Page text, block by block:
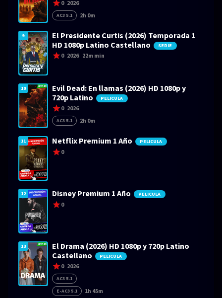
0 2026
AC3 5.1 2h 0m
9
El Presidente Curtis (2026) Temporada 1
HD 1080p Latino Castellano
SERIE
0 2026 22m min
10
Evil Dead: En llamas (2026) HD 1080p y
720p Latino
PELICULA
0 2026
AC3 5.1 2h 0m
11 Netflix Premium 1 Año PELICULA
0
12 Disney Premium 1 Año PELICULA
0
13
El Drama (2026) HD 1080p y 720p Latino
Castellano
PELICULA
0 2026
AC3 5.1
E-AC3 5.1
1h 45m